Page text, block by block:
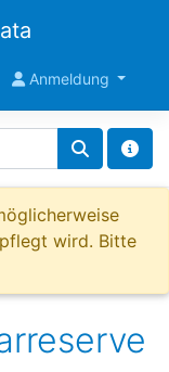
Anmeldung
wird. Bitte